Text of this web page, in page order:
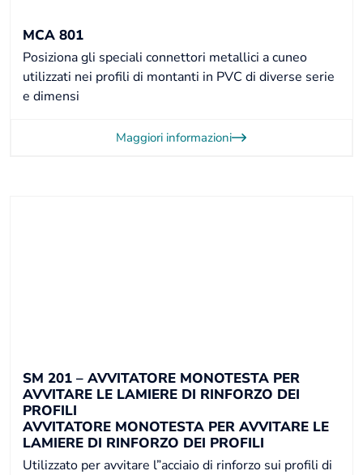
MCA 801
Posiziona gli speciali connettori metallici a cuneo
utilizzati nei profili di montanti in PVC di diverse serie
e dimensi
Maggiori informazioni
SM 201 – AVVITATORE MONOTESTA PER
AVVITARE LE LAMIERE DI RINFORZO DEI
PROFILI
AVVITATORE MONOTESTA PER AVVITARE LE
LAMIERE DI RINFORZO DEI PROFILI
Utilizzato per avvitare l”acciaio di rinforzo sui profili di